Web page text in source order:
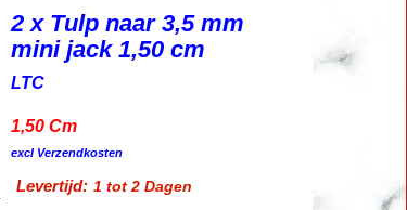
2 x Tulp naar 3,5 mm
mini jack 1,50 cm
LTC
1,50 Cm
€4.50
excl Verzendkosten